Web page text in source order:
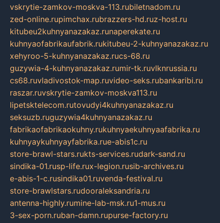
vskrytie-zamkov-moskva-113.rubiletnadom.ru
zed-online.rupimchax.rubrazzers-hd.ruz-host.ru
kitubeu2kuhnyanazakaz.runaperekate.ru
kuhnyaofabrikaufabrik.rukitubeu-2-kuhnyanazakaz.ru
xehyroo-5-kuhnyanazakaz.rucs-68.ru
guzywia-4-kuhnyanazakaz.rumir-tk.ruvlknrussia.ru
cs68.ruvladivostok-map.ruvideo-seks.rubankaribi.ru
raszar.ruvskrytie-zamkov-moskva113.ru
lipetsktelecom.rutovudyi4kuhnyanazakaz.ru
seksuzb.ruguzywia4kuhnyanazakaz.ru
fabrikaofabrikaokuhny.rukuhnyaekuhnyaafabrika.ru
kuhnyaykuhnyayfabrika.rue-abis1c.ru
store-brawl-stars.rukts-services.rudark-sand.ru
sindika-01.rusp-life.rux-legion.rusib-archives.ru
e-abis-1-c.rusindika01.ruvenda-festival.ru
store-brawlstars.rudooraleksandria.ru
antenna-highly.rumine-lab-msk.ru1-mus.ru
3-sex-porn.ruban-damn.rupurse-factory.ru